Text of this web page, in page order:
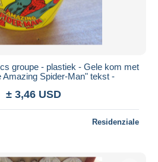
groupe - plastiek - Gele kom met
Amazing Spider-Man" tekst -
± 3,46 USD
Residenziale